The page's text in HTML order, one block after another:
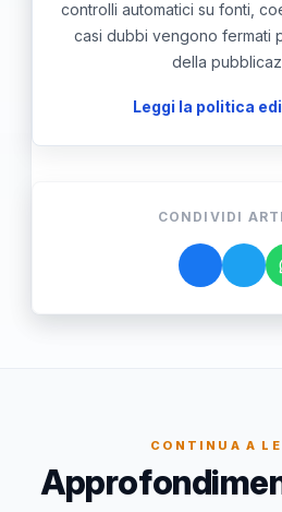
controlli automatici su fonti,
casi dubbi vengono fermati
della
Leggi la politica
CONDIVIDI
CONTINUA A